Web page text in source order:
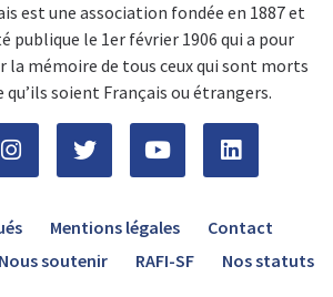
est une association fondée en 1887 et
publique le 1er février 1906 qui a pour
la mémoire de tous ceux qui sont morts
qu’ils soient Français ou étrangers.
Mentions légales
Contact
Nous soutenir RAFI-SF Nos statuts